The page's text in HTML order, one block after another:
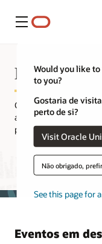
Menu
Would you like
to you?
Gostaria de
perto de si?
Visit Oracle
Não obrigado,
See this page for
Eventos da
Conheça nossa série
anúncios, conversas
produto, sessões
Pesquisar todos os
Eventos em